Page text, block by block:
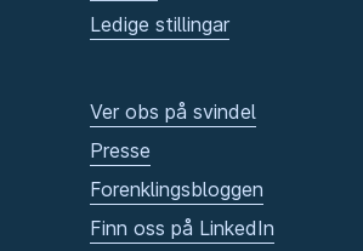
Ledige stillingar
Ver obs på svindel
Presse
Forenklingsbloggen
Finn oss på LinkedIn